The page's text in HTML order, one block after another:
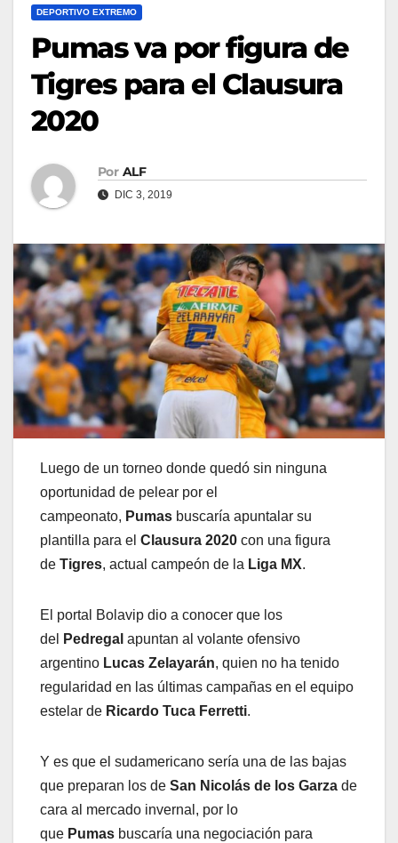
DEPORTIVO EXTREMO
Pumas va por figura de
Tigres para el Clausura
2020
Por ALF
DIC 3, 2019
Luego de un torneo donde quedó sin ninguna
oportunidad de pelear por el
campeonato, Pumas buscaría apuntalar su
plantilla para el Clausura 2020 con una figura
de Tigres, actual campeón de la Liga MX.
El portal Bolavip dio a conocer que los
del
Pedregal apuntan al volante ofensivo
argentino Lucas Zelayarán, quien no ha tenido
regularidad en las últimas campañas en el equipo
estelar de Ricardo Tuca Ferretti.
Y es que el sudamericano sería una de las bajas
que preparan los de San Nicolás de los Garza de
cara al mercado invernal, por lo
que Pumas buscaría una negociación para